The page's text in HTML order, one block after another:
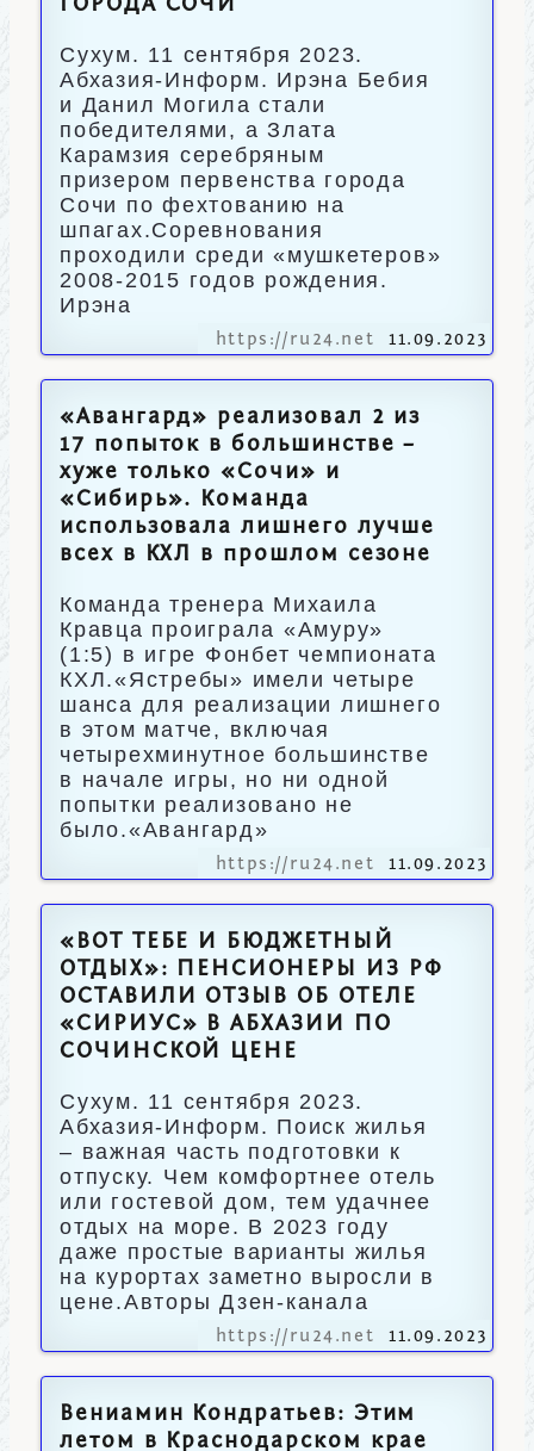
ГОРОДА СОЧИ
Сухум. 11 сентября 2023.
Абхазия-Информ. Ирэна Бебия
и Данил Могила стали
победителями, а Злата
Карамзия серебряным
призером первенства города
Сочи по фехтованию на
шпагах.Соревнования
проходили среди «мушкетеров»
2008-2015 годов рождения.
Ирэна
https://ru24.net 11.09.2023
«Авангард» реализовал 2 из
17 попыток в большинстве –
хуже только «Сочи» и
«Сибирь». Команда
использовала лишнего лучше
всех в КХЛ в прошлом сезоне
Команда тренера Михаила
Кравца проиграла «Амуру»
(1:5) в игре Фонбет чемпионата
КХЛ.«Ястребы» имели четыре
шанса для реализации лишнего
в этом матче, включая
четырехминутное большинстве
в начале игры, но ни одной
попытки реализовано не
было.«Авангард»
https://ru24.net 11.09.2023
«ВОТ ТЕБЕ И БЮДЖЕТНЫЙ
ОТДЫХ»: ПЕНСИОНЕРЫ ИЗ РФ
ОСТАВИЛИ ОТЗЫВ ОБ ОТЕЛЕ
«СИРИУС» В АБХАЗИИ ПО
СОЧИНСКОЙ ЦЕНЕ
Сухум. 11 сентября 2023.
Абхазия-Информ. Поиск жилья
– важная часть подготовки к
отпуску. Чем комфортнее отель
или гостевой дом, тем удачнее
отдых на море. В 2023 году
даже простые варианты жилья
на курортах заметно выросли в
цене.Авторы Дзен-канала
https://ru24.net 11.09.2023
Вениамин Кондратьев: Этим
летом в Краснодарском крае